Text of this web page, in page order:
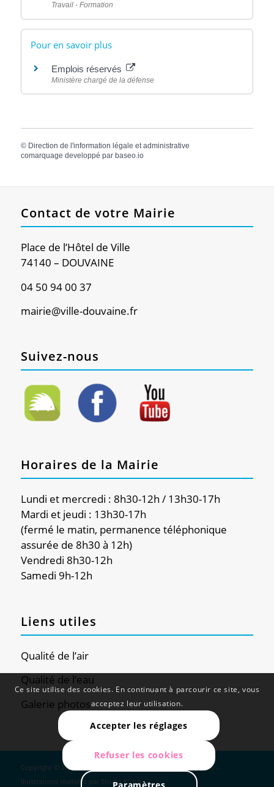
Travail - Formation
Pour en savoir plus
Emplois réservés
Ministère chargé de la défense
© Direction de l'information légale et administrative
comarquage developpé par baseo.io
Contact de votre Mairie
Place de l’Hôtel de Ville
74140 – DOUVAINE
04 50 94 00 37
mairie@ville-douvaine.fr
Suivez-nous
Horaires de la Mairie
Lundi et mercredi : 8h30-12h / 13h30-17h
Mardi et jeudi : 13h30-17h
(fermé le matin, permanence téléphonique
assurée de 8h30 à 12h)
Vendredi 8h30-12h
Samedi 9h-12h
Liens utiles
Qualité de l’air
Qualité de l’eau
Galerie photos
Copyright © 2024 - Douvaine - Site réalisé par Web Global -
Illustrations réalisées par Studio K'ctus
Ce site utilise des cookies. En continuant à parcourir ce site, vous
acceptez leur utilisation.
Accepter les réglages
Refuser les cookies